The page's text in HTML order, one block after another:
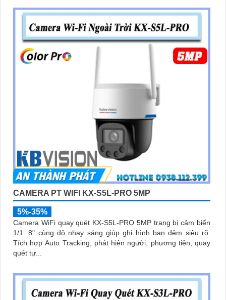
CAMERA PT WIFI KX-S5L-PRO 5MP
5%-35%
Camera WiFi quay quét KX-S5L-PRO 5MP trang bị cảm biến
1/1. 8" cùng độ nhạy sáng giúp ghi hình ban đêm siêu rõ.
Tích hợp Auto Tracking, phát hiện người, phương tiện, quay
quét tự...